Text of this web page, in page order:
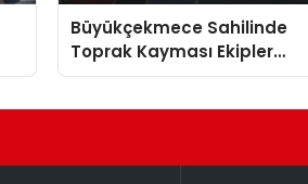
Büyükçekmece Sahilinde
Toprak Kayması Ekipler
Harekete Geçti